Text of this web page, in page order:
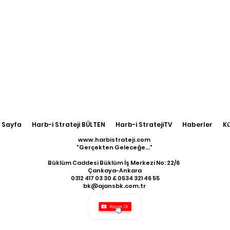
Sayfa Harb-i Strateji BÜLTEN Harb-i StratejiTV Haberler
www.harbistrateji.com
"Gerçekten Geleceğe..."
Büklüm Caddesi Büklüm İş Merkezi No: 22/6
Çankaya-Ankara
​ 0312 417 03 30 & 0534 321 46 55
bk@ajansbk.com.tr